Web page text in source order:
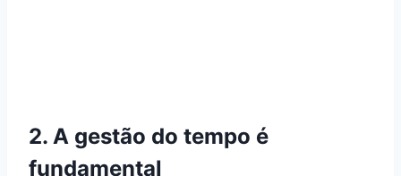
2. A gestão do tempo é
fundamental